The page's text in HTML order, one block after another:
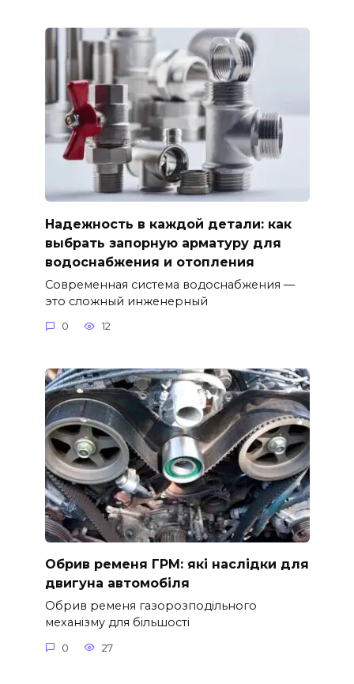
Надежность в каждой детали: как
выбрать запорную арматуру для
водоснабжения и отопления
Современная система водоснабжения —
это сложный инженерный
0 12
Обрив ременя ГРМ: які наслідки для
двигуна автомобіля
Обрив ременя газорозподільного
механізму для більшості
0 27